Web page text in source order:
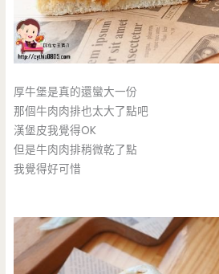
厚牛堡是真的還蠻大一份
那個牛肉肉排也太大了點吧
漢堡皮我覺得OK
但是牛肉肉排稍微乾了點
我覺得好可惜